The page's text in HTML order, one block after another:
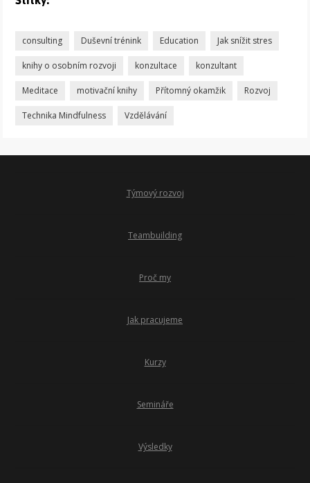
consulting Duševní trénink Education Jak snížit stres
knihy o osobním rozvoji konzultace konzultant
Meditace motivační knihy Přítomný okamžik Rozvoj
Technika Mindfulness Vzdělávání
Týmový rozvoj
Teambuilding
Proč my
Jak pracujeme
Kurzy
Semináře
Výsledky